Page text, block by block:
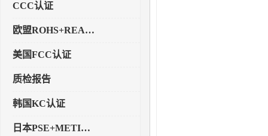
CCC认证
欧盟ROHS+REACH认证
美国FCC认证
质检报告
韩国KC认证
日本PSE+METI备案